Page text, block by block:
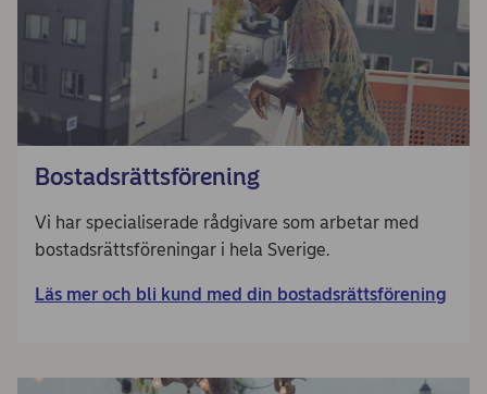
Bostadsrättsförening
Vi har specialiserade rådgivare som arbetar med
bostadsrättsföreningar i hela Sverige.
Läs mer och bli kund med din bostadsrättsförening